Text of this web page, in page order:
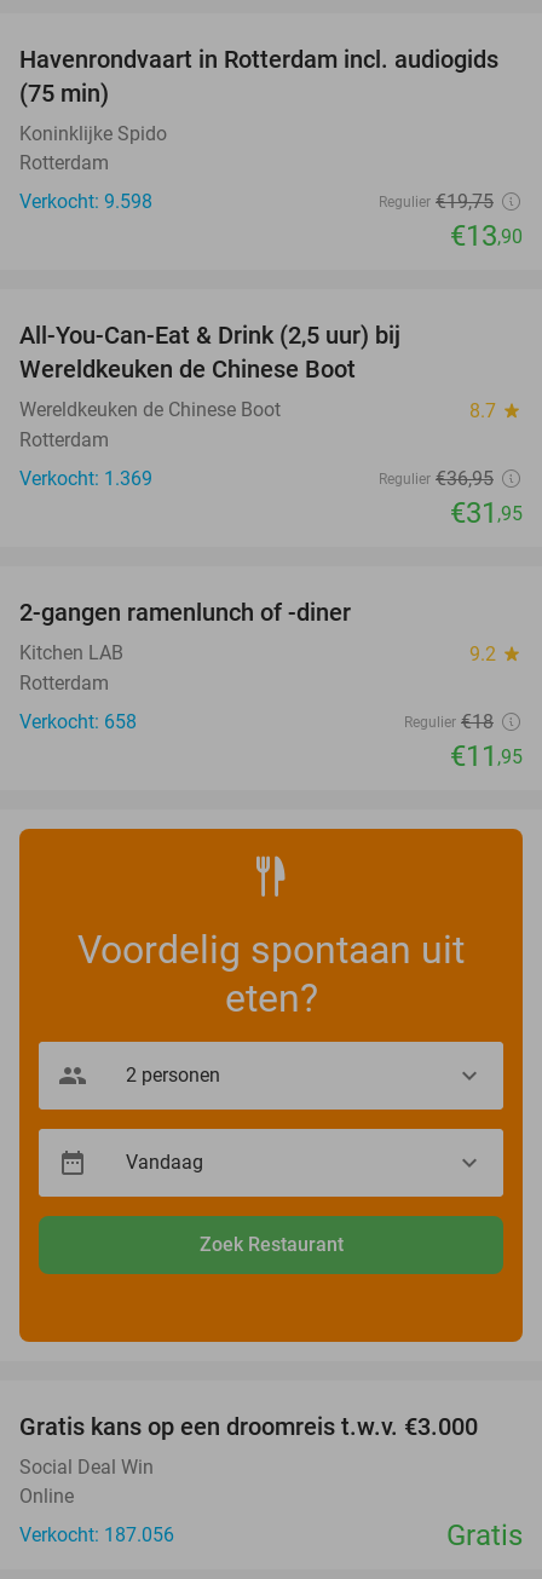
30%
Havenrondvaart in Rotterdam incl. audiogids
(75 min)
Koninklijke Spido
Rotterdam
Verkocht: 9.598
Regulier €19,75
€13,90
All-You-Can-Eat & Drink (2,5 uur) bij
Wereldkeuken de Chinese Boot
Wereldkeuken de Chinese Boot 8.7 star
Rotterdam
Verkocht: 1.369
Regulier €36,95
€31 ,95
2-gangen ramenlunch of -diner
Kitchen LAB 9.2 star
Rotterdam
Verkocht: 658
Regulier €18
€11 ,95
Voordelig spontaan uit
eten?
Zoek Restaurant
Gratis kans op een droomreis t.w.v. €3.000
Social Deal Win
Online
Verkocht: 187.056
Gratis